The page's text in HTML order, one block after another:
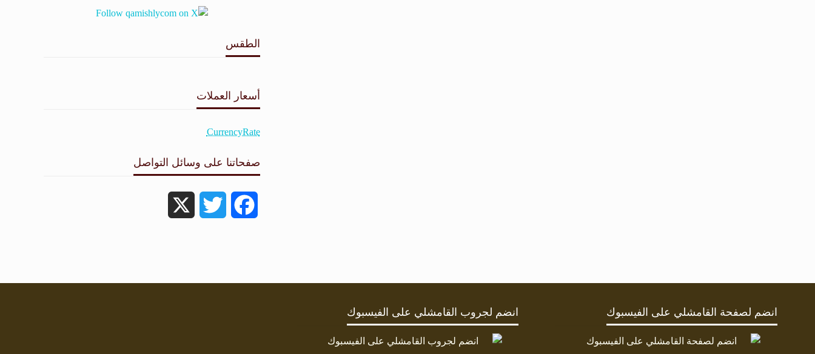
الطقس
أسعار العملات
CurrencyRate
صفحاتنا على وسائل التواصل
Facebook
Twitter
انضم لصفحة القامشلي على الفيسبوك انضم لجروب القامشلي على الفيسبوك